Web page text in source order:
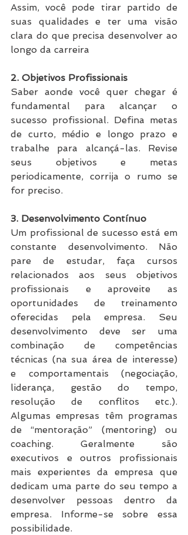
Assim, você pode tirar partido de
suas qualidades e ter uma visão
clara do que precisa desenvolver ao
longo da carreira
2. Objetivos Profissionais
Saber aonde você quer chegar é
fundamental para alcançar o
sucesso profissional. Defina metas
de curto, médio e longo prazo e
trabalhe para alcançá-las. Revise
seus objetivos e metas
periodicamente, corrija o rumo se
for preciso.
3. Desenvolvimento Contínuo
Um profissional de sucesso está em
constante desenvolvimento. Não
pare de estudar, faça cursos
relacionados aos seus objetivos
profissionais e aproveite as
oportunidades de treinamento
oferecidas pela empresa. Seu
desenvolvimento deve ser uma
combinação de competências
técnicas (na sua área de interesse)
e comportamentais (negociação,
liderança, gestão do tempo,
resolução de conflitos etc.).
Algumas empresas têm programas
de “mentoração” (mentoring) ou
coaching. Geralmente são
executivos e outros profissionais
mais experientes da empresa que
dedicam uma parte do seu tempo a
desenvolver pessoas dentro da
empresa. Informe-se sobre essa
possibilidade.